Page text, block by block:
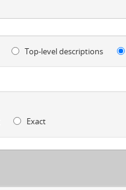
Top-level descriptions
Exact